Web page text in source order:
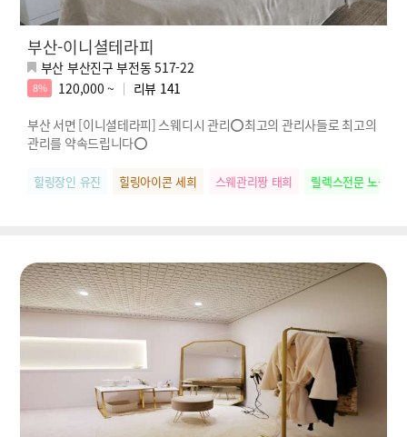
부산-이니셜테라피
부산 부산진구 부전동 517-22
8% 120,000 ~ 리뷰 141
부산 서면 [이니셜테라피] 스웨디시 관리⭕최고의 관리사들로 최고의
관리를 약속드립니다⭕
힐링장인 유진 힐링아이콘 세희 스웨관리짱 태희 릴렉스전문 노을